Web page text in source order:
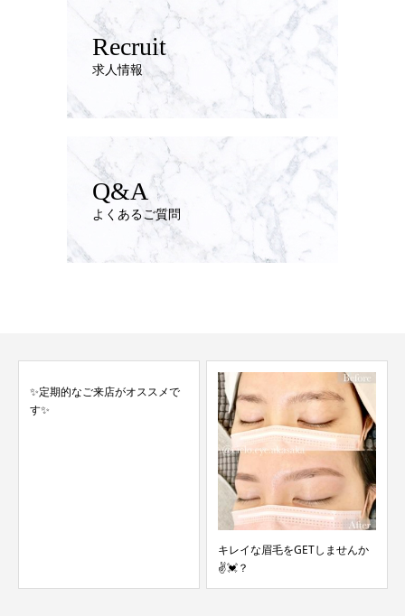
Recruit
求人情報
Q&A
よくあるご質問
当店イチオシW脱毛とは★